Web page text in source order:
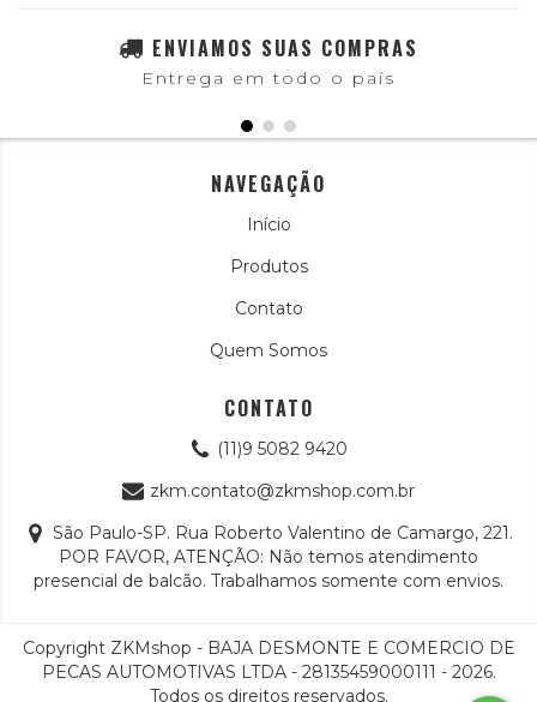
ENVIAMOS SUAS COMPRAS
Entrega em todo o país
NAVEGAÇÃO
Início
Produtos
Contato
Quem Somos
CONTATO
(11)9 5082 9420
zkm.contato@zkmshop.com.br
São Paulo-SP. Rua Roberto Valentino de Camargo, 221.
POR FAVOR, ATENÇÃO: Não temos atendimento
presencial de balcão. Trabalhamos somente com envios.
Copyright ZKMshop - BAJA DESMONTE E COMERCIO DE
PECAS AUTOMOTIVAS LTDA - 28135459000111 - 2026.
Todos os direitos reservados.